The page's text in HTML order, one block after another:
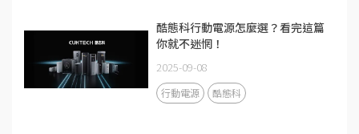
酷態科行動電源怎麼選？看完這篇
你就不迷惘！
2025-09-08
行動電源 酷態科